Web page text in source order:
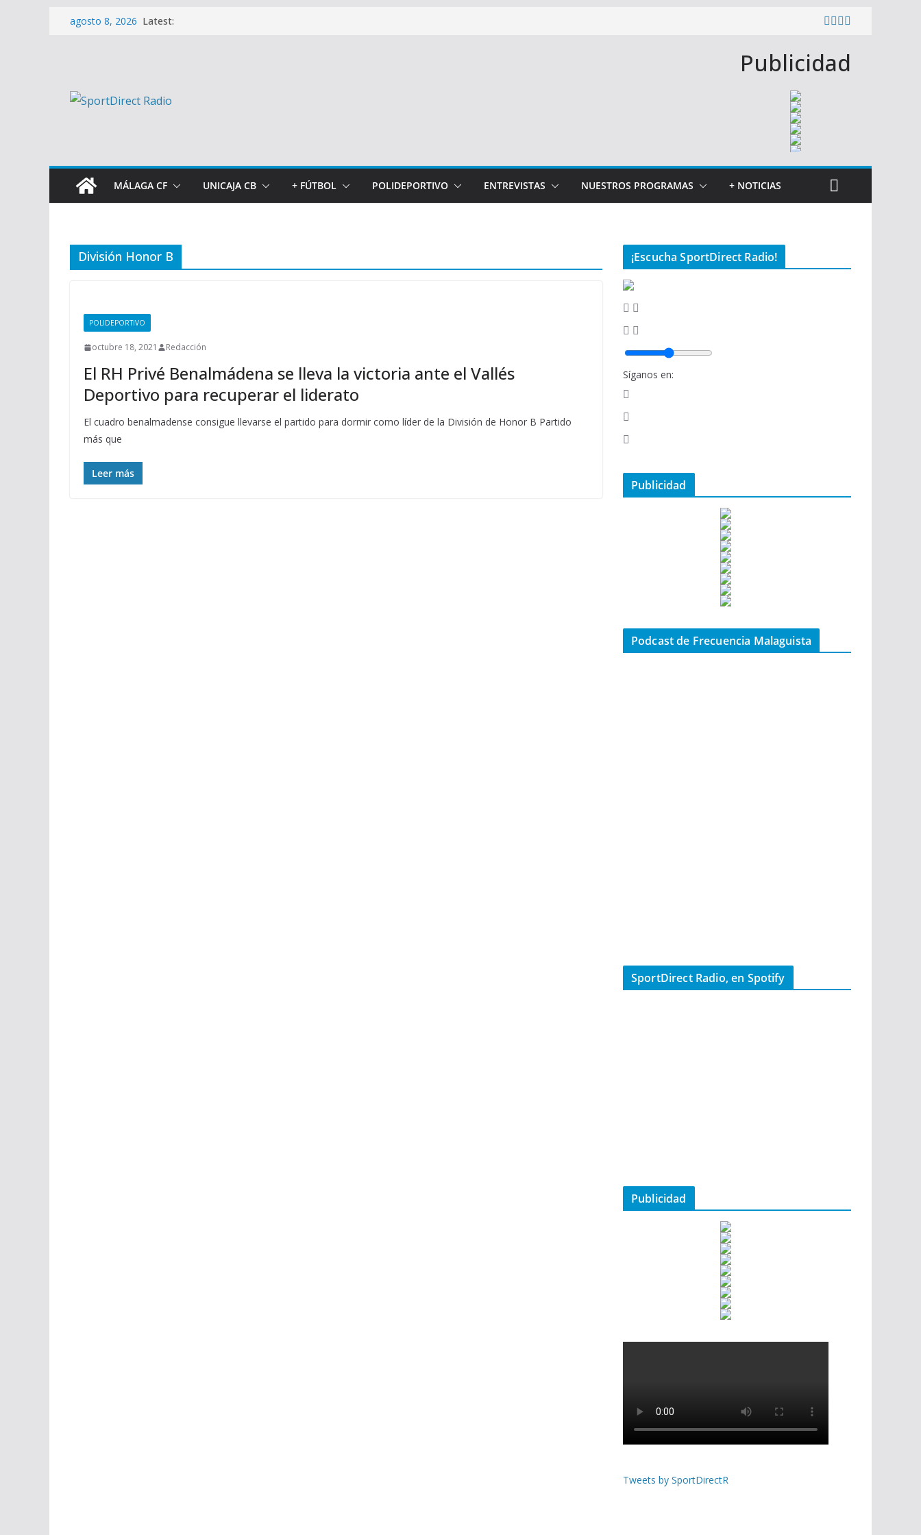
Saltaragosto 8, 2026 Latest:
Publicidad
MÁLAGA CF UNICAJA CB + FÚTBOL POLIDEPORTIVO ENTREVISTAS NUESTROS PROGRAMAS + NOTICIAS
División Honor B
POLIDEPORTIVO
octubre 18, 2021 Redacción
El RH Privé Benalmádena se lleva la victoria ante el Vallés
Deportivo para recuperar el liderato
El cuadro benalmadense consigue llevarse el partido para dormir como líder de la División de Honor B Partido
más que
Leer más
¡Escucha SportDirect Radio!
Síganos en:
Publicidad
Podcast de Frecuencia Malaguista
SportDirect Radio, en Spotify
Publicidad
Tweets by SportDirectR